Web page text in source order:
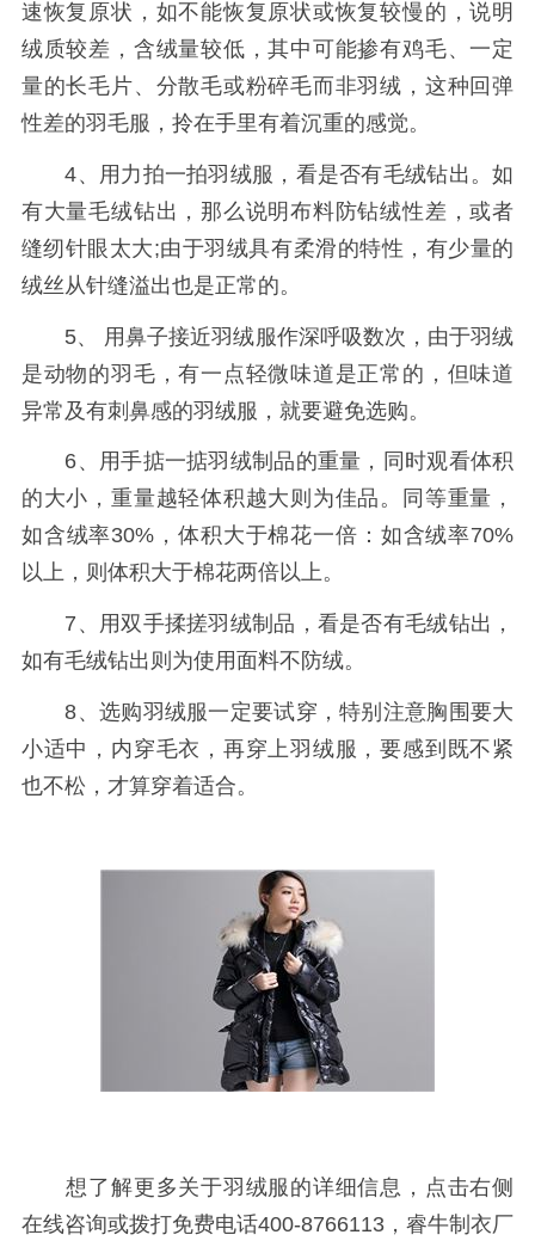
速恢复原状，如不能恢复原状或恢复较慢的，说明
绒质较差，含绒量较低，其中可能掺有鸡毛、一定
量的长毛片、分散毛或粉碎毛而非羽绒，这种回弹
性差的羽毛服，拎在手里有着沉重的感觉。
4、用力拍一拍羽绒服，看是否有毛绒钻出。如
有大量毛绒钻出，那么说明布料防钻绒性差，或者
缝纫针眼太大;由于羽绒具有柔滑的特性，有少量的
绒丝从针缝溢出也是正常的。
5、 用鼻子接近羽绒服作深呼吸数次，由于羽绒
是动物的羽毛，有一点轻微味道是正常的，但味道
异常及有刺鼻感的羽绒服，就要避免选购。
6、用手掂一掂羽绒制品的重量，同时观看体积
的大小，重量越轻体积越大则为佳品。同等重量，
如含绒率30%，体积大于棉花一倍：如含绒率70%
以上，则体积大于棉花两倍以上。
7、用双手揉搓羽绒制品，看是否有毛绒钻出，
如有毛绒钻出则为使用面料不防绒。
8、选购羽绒服一定要试穿，特别注意胸围要大
小适中，内穿毛衣，再穿上羽绒服，要感到既不紧
也不松，才算穿着适合。
想了解更多关于羽绒服的详细信息，点击右侧
在线咨询或拨打免费电话400-8766113，睿牛制衣厂